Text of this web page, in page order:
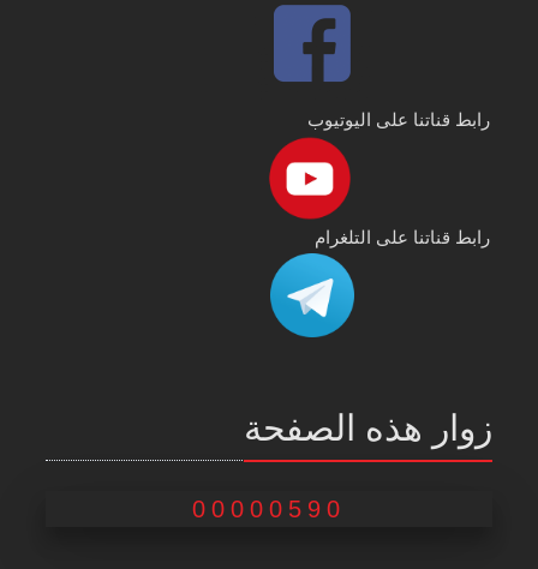
رابط قناتنا على اليوتيوب
رابط قناتنا على التلغرام
زوار هذه الصفحة
00000590